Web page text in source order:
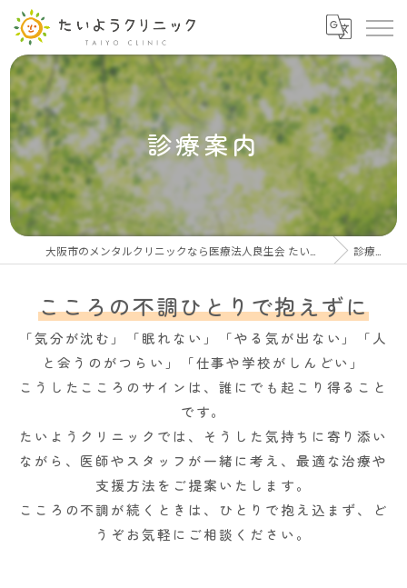
診療案内
診療案内
こころの不調ひとりで抱えずに
「気分が沈む」「眠れない」「やる気が出ない」「人
と会うのがつらい」「仕事や学校がしんどい」
こうしたこころのサインは、誰にでも起こり得ること
です。
たいようクリニックでは、そうした気持ちに寄り添い
ながら、医師やスタッフが一緒に考え、最適な治療や
支援方法をご提案いたします。
こころの不調が続くときは、ひとりで抱え込まず、ど
うぞお気軽にご相談ください。